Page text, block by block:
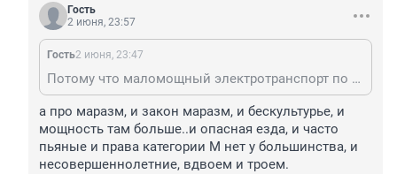
Гость
2 июня, 23:57
Гость2 июня, 23:47
Потому что маломощный электротранспорт по закону двигается по тротуару. По допам запрещено.
а про маразм, и закон маразм, и бескультурье, и
мощность там больше..и опасная езда, и часто
пьяные и права категории М нет у большинства, и
несовершеннолетние, вдвоем и троем.